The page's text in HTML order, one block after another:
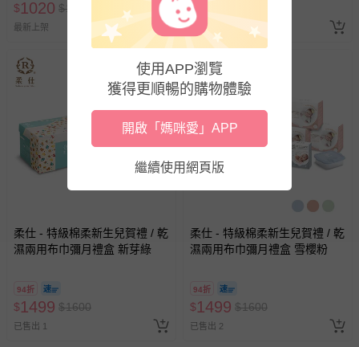
$1020 $1200
最新上架
$
已售出 1
柔仕 - 特級棉柔新生兒賀禮 / 乾
濕兩用布巾彌月禮盒 新芽綠
94折
$1499 $1600
已售出 1
柔仕 - 特級棉柔新生兒賀禮 / 乾
濕兩用布巾彌月禮盒 雪櫻粉
94折
$1499 $1600
已售出 2
使用APP瀏覽
獲得更順暢的購物體驗
開啟「媽咪愛」APP
繼續使用網頁版